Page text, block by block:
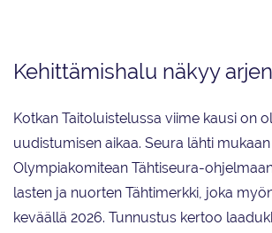
Kehittämishalu näkyy
Kotkan Taitoluistelussa viime kausi on
uudistumisen aikaa. Seura lähti mukaan
Olympiakomitean Tähtiseura-
lasten ja nuorten Tähtimerkki, joka
keväällä 2026. Tunnustus kertoo